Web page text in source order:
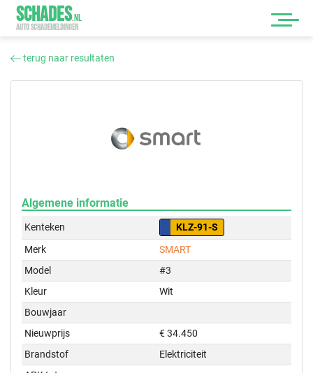
SCHADES.NL
AUTO SCHADEMELDINGEN
terug naar resultaten
Algemene informatie
Kenteken
KLZ-91-S
Merk
SMART
Model
#3
Kleur
Wit
Bouwjaar
Nieuwprijs
€ 34.450
Brandstof
Elektriciteit